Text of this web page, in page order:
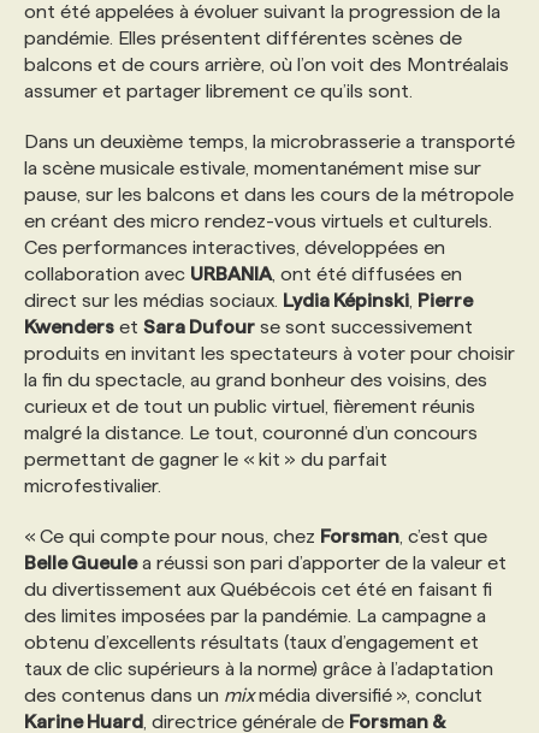
ont été appelées à évoluer suivant la progression de la
pandémie. Elles présentent différentes scènes de
balcons et de cours arrière, où l’on voit des Montréalais
assumer et partager librement ce qu’ils sont.
Dans un deuxième temps, la microbrasserie a transporté
la scène musicale estivale, momentanément mise sur
pause, sur les balcons et dans les cours de la métropole
en créant des micro rendez-vous virtuels et culturels.
Ces performances interactives, développées en
collaboration avec URBANIA , ont été diffusées en
direct sur les médias sociaux. Lydia Képinski Pierre
Kwenders et Sara Dufour se sont successivement
produits en invitant les spectateurs à voter pour choisir
la fin du spectacle, au grand bonheur des voisins, des
curieux et de tout un public virtuel, fièrement réunis
malgré la distance. Le tout, couronné d’un concours
permettant de gagner le « kit » du parfait
microfestivalier.
« Ce qui compte pour nous, chez Forsman , c’est que
Belle Gueulea réussi son pari d’apporter de la valeur et
du divertissement aux Québécois cet été en faisant fi
des limites imposées par la pandémie. La campagne a
obtenu d’excellents résultats (taux d’engagement et
taux de clic supérieurs à la norme) grâce à l’adaptation
des contenus dans un mixmédia diversifié », conclut
Karine Huard , directrice générale de Forsman &